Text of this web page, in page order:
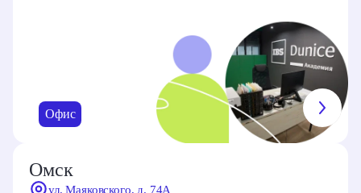
Офис
Омск
ул. Маяковского, д. 74А